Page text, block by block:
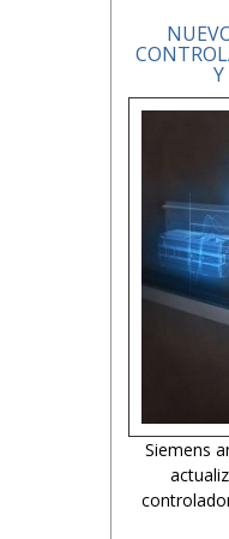
Siemens